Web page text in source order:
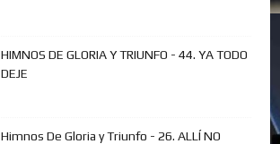
HIMNOS DE GLORIA Y TRIUNFO - 44. YA TODO
DEJE
Himnos De Gloria y Triunfo - 26. ALLÍ NO